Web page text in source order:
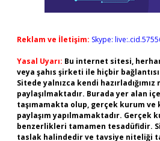
Reklam ve İletişim: Skype:
Yasal Uyarı: Bu internet sitesi,
veya şahıs şirketi ile hiçbir
Sitede yalnızca kendi
paylaşılmaktadır. Burada yer alan
taşımamakta olup, gerçek kurum ve
paylaşım yapılmamaktadır. Gerçek
benzerlikleri tamamen tesadüfidir.
taslak halindedir ve tavsiye niteliği